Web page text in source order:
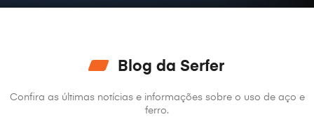
Blog da Serfer
Confira as últimas notícias e informações sobre o uso de aço e
ferro.